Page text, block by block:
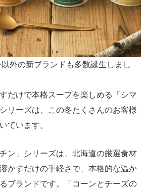
外の新ブランドも多数誕生しまし
だけで本格スープを楽しめる「シマ
リーズは、この冬たくさんのお客様
ています。
ン」シリーズは、北海道の厳選食材
かすだけの手軽さで、本格的な温か
ブランドです。「コーンとチーズの